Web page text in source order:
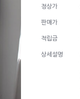
정상가
판매가
적립금
상세설명